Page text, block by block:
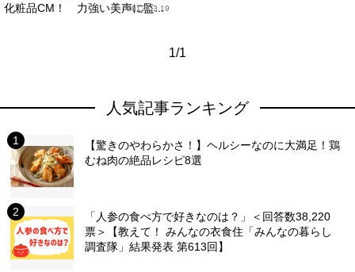
化粧品CM！ 力強い美声に監...
2012.03.19
1/1
人気記事ランキング
【驚きのやわらかさ！】ヘルシーなのに大満足！鶏
むね肉の絶品レシピ8選
「人参の食べ方で好きなのは？」＜回答数38,220
票＞【教えて！ みんなの衣食住「みんなの暮らし
調査隊」結果発表 第613回】